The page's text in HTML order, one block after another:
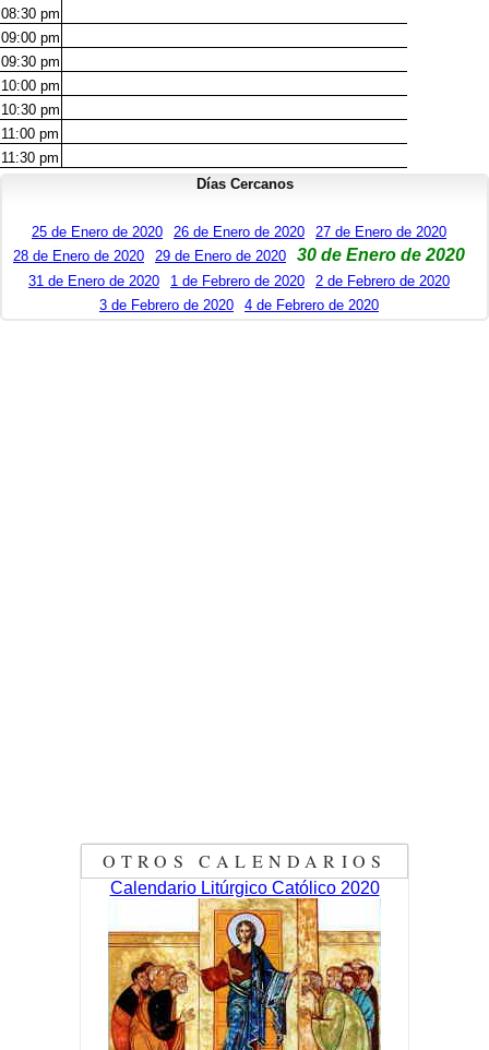
08:30 pm
09:00 pm
09:30 pm
10:00 pm
10:30 pm
11:00 pm
11:30 pm
Días Cercanos
25 de Enero de 2020 26 de Enero de 2020
27 de Enero de 2020
28 de Enero de 2020
29 de Enero de 2020 30 de Enero de 2020
31 de Enero de 2020 1 de Febrero de 2020
2 de Febrero de 2020
3 de Febrero de 2020
4 de Febrero de 2020
OTROS CALENDARIOS
Calendario Litúrgico Católico 2020